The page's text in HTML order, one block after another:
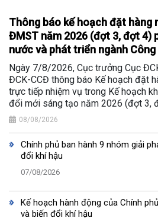
Thông báo kế hoạch đặt hàng
ĐMST năm 2026 (đợt 3, đợt 4)
nước và phát triển ngành
Ngày 7/8/2026, Cục trưởng Cục
ĐCK-CCĐ thông báo Kế hoạch đặt
trực tiếp nhiệm vụ trong Kế hoạch
đổi mới sáng tạo năm 2026 (đợt 3,
08/08/2026
Chính phủ ban hành 9 nhóm giải
đổi khí hậu
07/08/2026
Kế hoạch hành động của Chính
và biến đổi khí hậu